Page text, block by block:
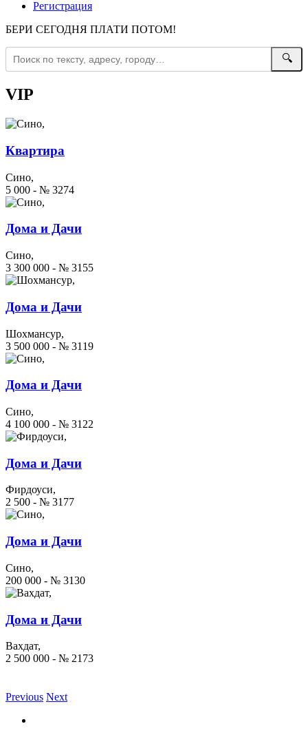
Регистрация
БЕРИ СЕГОДНЯ ПЛАТИ ПОТОМ!
🔍
VIP
Квартира
Сино,
5 000 - № 3274
Дома и Дачи
Сино,
3 300 000 - № 3155
Дома и Дачи
Шохмансур,
3 500 000 - № 3119
Дома и Дачи
Сино,
4 100 000 - № 3122
Дома и Дачи
Фирдоуси,
2 500 - № 3177
Дома и Дачи
Сино,
200 000 - № 3130
Дома и Дачи
Вахдат,
2 500 000 - № 2173
Previous Next